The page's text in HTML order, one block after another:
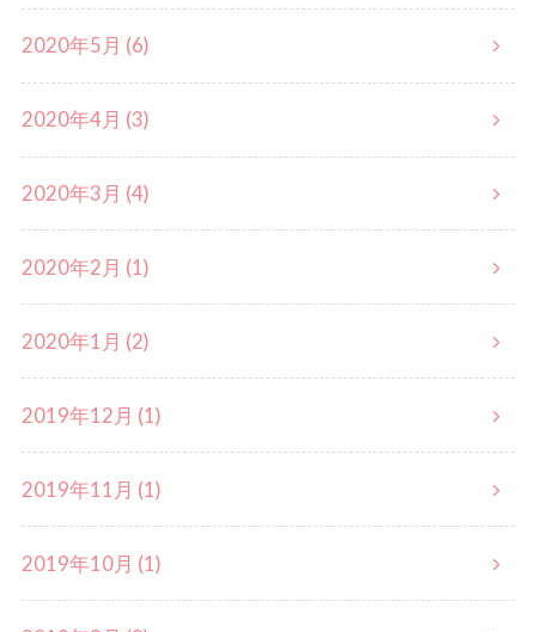
2020年5月 (6)
2020年4月 (3)
2020年3月 (4)
2020年2月 (1)
2020年1月 (2)
2019年12月 (1)
2019年11月 (1)
2019年10月 (1)